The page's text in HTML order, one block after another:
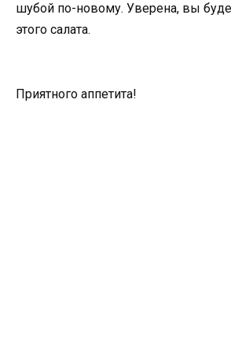
шубой по-новому. Уверена, вы
этого салата.
Приятного аппетита!